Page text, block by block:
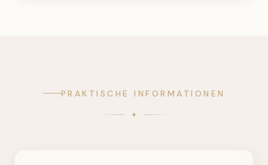
PRAKTISCHE INFORMATIONEN